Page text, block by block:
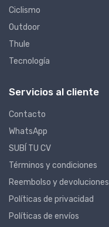
Ciclismo
Outdoor
Thule
Tecnología
Servicios al cliente
Contacto
WhatsApp
SUBÍ TU CV
Términos y condiciones
Reembolso y devoluciones
Políticas de privacidad
Políticas de envíos